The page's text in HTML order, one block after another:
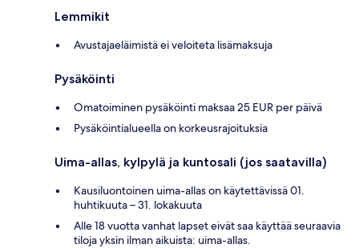
Lemmikit
Avustajaeläimistä ei veloiteta lisämaksuja
Pysäköinti
Omatoiminen pysäköinti maksaa 25 EUR per päivä
Pysäköintialueella on korkeusrajoituksia
Uima-allas, kylpylä ja kuntosali (jos saatavilla)
Kausiluontoinen uima-allas on käytettävissä 01.
huhtikuuta – 31. lokakuuta
Alle 18 vuotta vanhat lapset eivät saa käyttää seuraavia
tiloja yksin ilman aikuista: uima-allas.